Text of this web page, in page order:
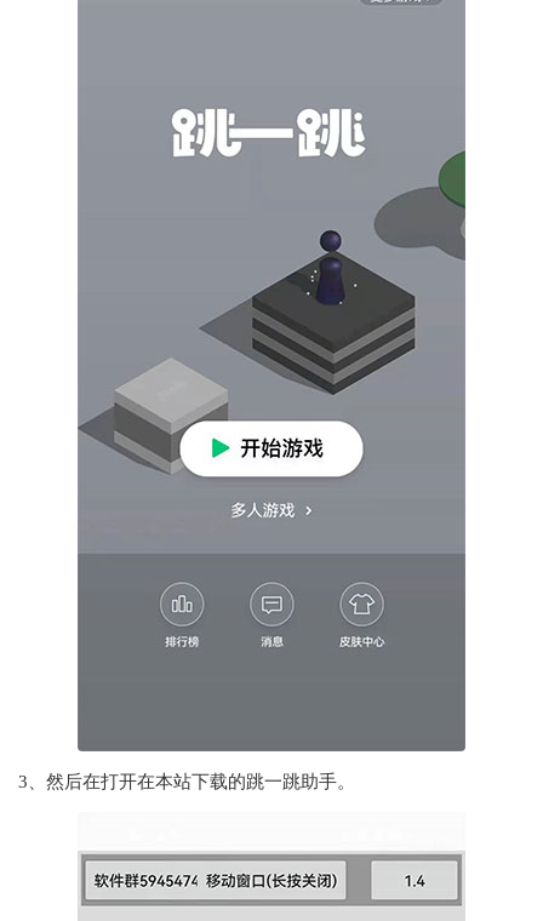
3、然后在打开在本站下载的跳一跳助手。